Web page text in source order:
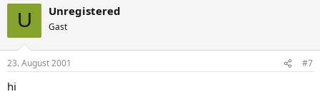
U Unregistered
Gast
23. August 2001 #7
hi